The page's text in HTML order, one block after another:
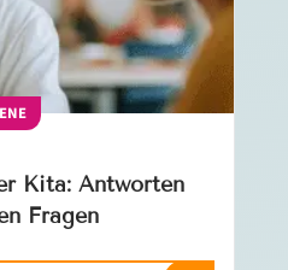
Kita: Antworten
Fragen